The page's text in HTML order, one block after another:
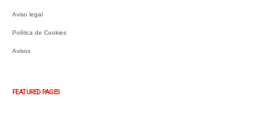
Aviso legal
Política de Cookies
Avisos
FEATURED PAGES